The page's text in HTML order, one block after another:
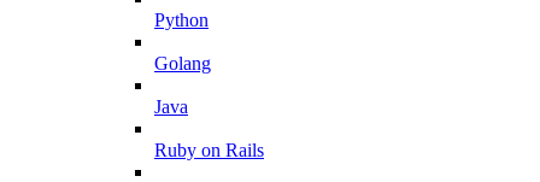
Python
Golang
Java
Ruby on Rails